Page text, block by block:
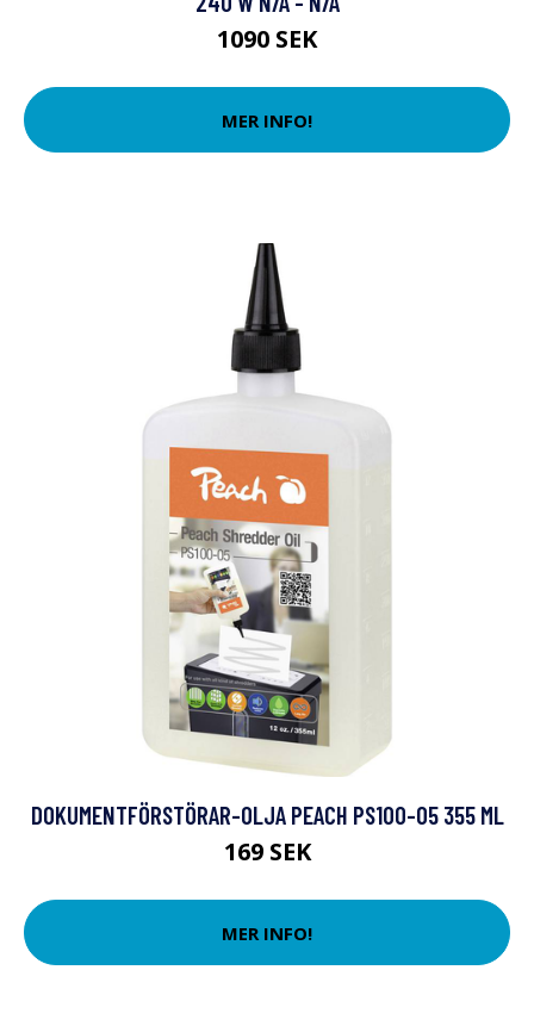
1090 SEK
MER INFO!
DOKUMENTFÖRSTÖRAR-OLJA PEACH PS100-05 355 ML
169 SEK
MER INFO!